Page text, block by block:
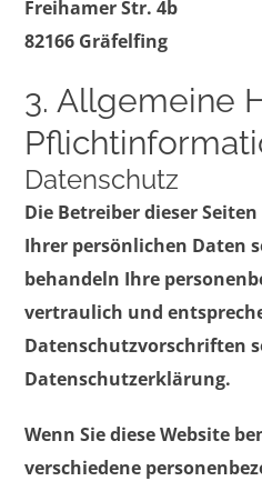
Freihamer Str. 4b
82166 Gräfelfing
3. Allgemeine
Datenschutz
Die Betreiber dieser
Ihrer persönlichen Daten
behandeln Ihre
vertraulich und
Datenschutzvorschriften
Datenschutzerklärung.
Wenn Sie diese Website
verschiedene